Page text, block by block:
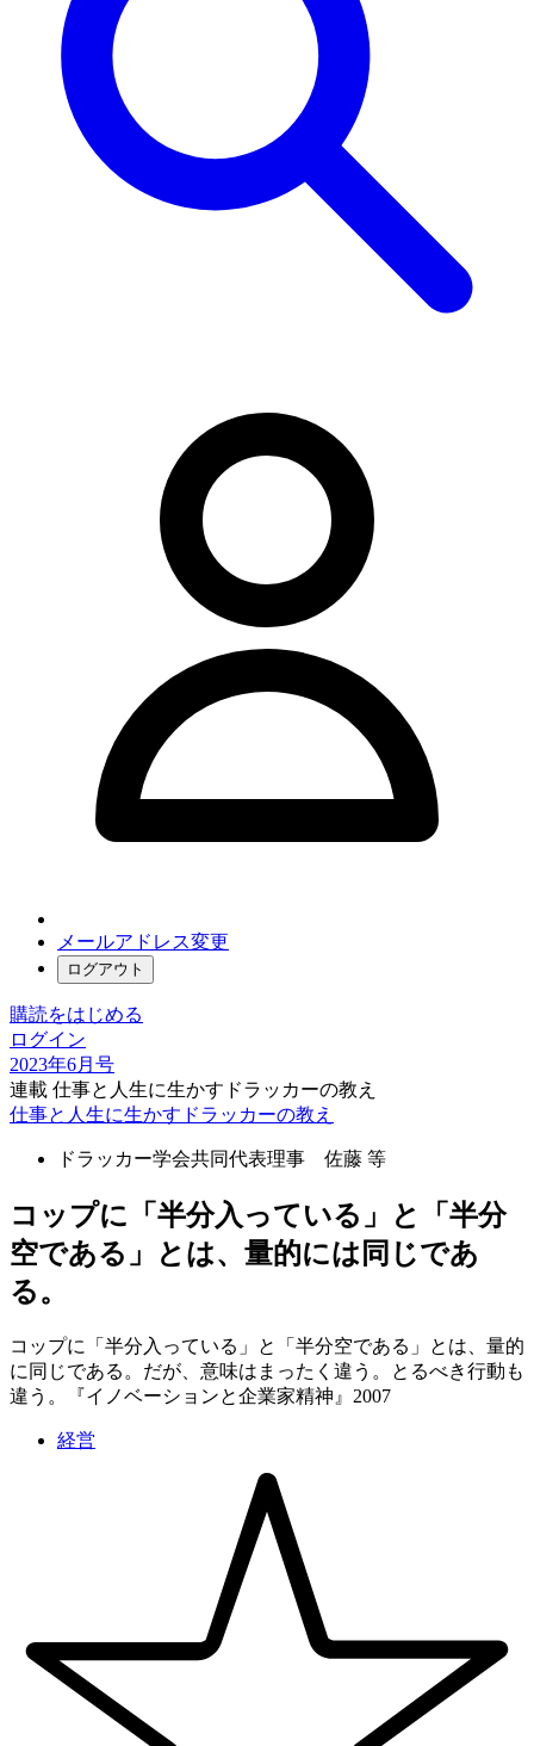
メールアドレス変更
ログアウト
購読をはじめる
ログイン
2023年6月号
連載 仕事と人生に生かすドラッカーの教え
仕事と人生に生かすドラッカーの教え
ドラッカー学会共同代表理事 佐藤 等
コップに「半分入っている」と「半分
空である」とは、量的には同じであ
る。
コップに「半分入っている」と「半分空である」とは、量的
に同じである。だが、意味はまったく違う。とるべき行動も
違う。『イノベーションと企業家精神』2007
経営